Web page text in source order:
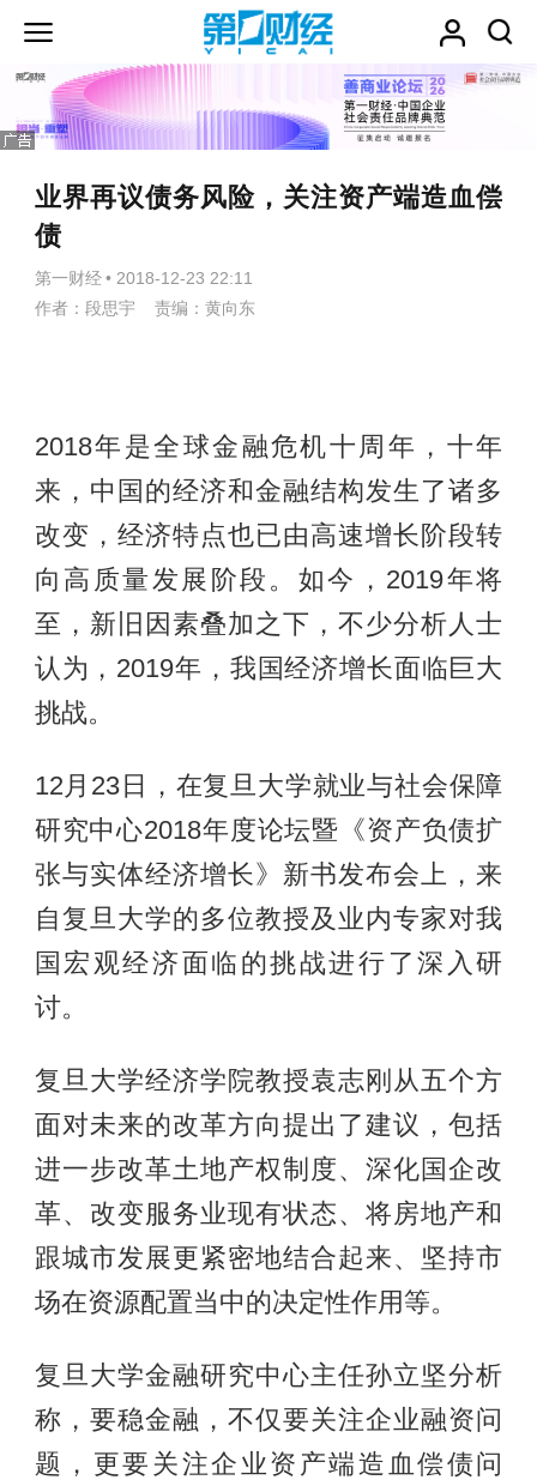
业界再议债务风险，关注资产端造血偿
债
第一财经 • 2018-12-23 22:11
作者：段思宇 责编：黄向东
2018年是全球金融危机十周年，十年
来，中国的经济和金融结构发生了诸多
改变，经济特点也已由高速增长阶段转
向高质量发展阶段。如今，2019年将
至，新旧因素叠加之下，不少分析人士
认为，2019年，我国经济增长面临巨大
挑战。
12月23日，在复旦大学就业与社会保障
研究中心2018年度论坛暨《资产负债扩
张与实体经济增长》新书发布会上，来
自复旦大学的多位教授及业内专家对我
国宏观经济面临的挑战进行了深入研
讨。
复旦大学经济学院教授袁志刚从五个方
面对未来的改革方向提出了建议，包括
进一步改革土地产权制度、深化国企改
革、改变服务业现有状态、将房地产和
跟城市发展更紧密地结合起来、坚持市
场在资源配置当中的决定性作用等。
复旦大学金融研究中心主任孙立坚分析
称，要稳金融，不仅要关注企业融资问
题，更要关注企业资产端造血偿债问